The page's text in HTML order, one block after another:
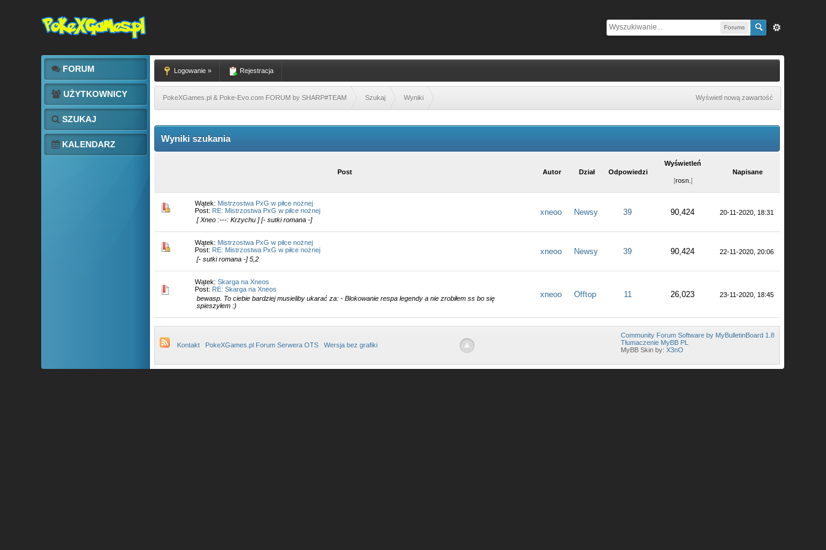
Forums
FORUM
UŻYTKOWNICY
SZUKAJ
KALENDARZ
Logowanie » Rejestracja
PokeXGames.pl & Poke-Evo.com FORUM by SHARP#TEAM Szukaj Wyniki Wyświetl nową zawartość
Wyniki szukania
Post Autor Dział Odpowiedzi
Wyświetleń
[rosn. ]
Napisane
Wątek: Mistrzostwa PxG w piłce nożnej
Post: RE: Mistrzostwa PxG w piłce nożnej
[ Xneo :---: Krzychu ] [- sutki romana -]
xneoo Newsy 39 90,424 20-11-2020, 18:31
Wątek: Mistrzostwa PxG w piłce nożnej
Post: RE: Mistrzostwa PxG w piłce nożnej
[- sutki romana -] 5,2
xneoo Newsy 39 90,424 22-11-2020, 20:06
Wątek:Skarga na Xneos
Post: RE: Skarga na Xneos
bewasp. To ciebie bardziej musieliby ukarać za: - Blokowanie respa legendy a nie zrobiłem ss bo się
spieszyłem :)
xneoo Offtop 11 26,023 23-11-2020, 18:45
Kontakt PokeXGames.pl Forum Serwera OTS Wersja bez grafiki
Community Forum Software by MyBulletinBoard 1.8
Tłumaczenie MyBB PL
MyBB Skin by:X3nO